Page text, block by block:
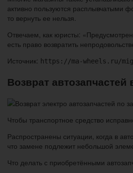
активно пользуются расплывчатыми
то вернуть ее нельзя.
Отвечаем, как юристы:
есть право возвратить
Источник: https://ma-wheels.ru/
Возврат автозапчастей
Чтобы транспортное средство
Распространены ситуации, когда в
что замене подлежит небольшой
Что делать с приобретёнными